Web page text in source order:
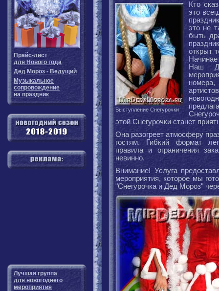
Прайс-лист
для Нового года
Дед Мороз - Ведущий
Музыкальное
сопровождение
на праздник
Лучшая группа
для новогоднего
мероприятия
Выступление Снегурочки
Кто
это
это не
быть
открыт
Наш
этой Снегурочки станет
Она разогреет атмосферу
гостям. Гибкий формат
правила и ограничения
невинно.
Внимание! Услуга
мероприятия, которое мы
"Снегурочка и Дед Мороз"